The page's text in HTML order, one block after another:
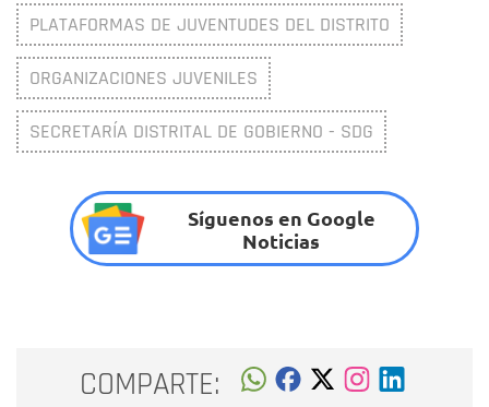
PLATAFORMAS DE JUVENTUDES DEL DISTRITO
ORGANIZACIONES JUVENILES
SECRETARÍA DISTRITAL DE GOBIERNO - SDG
Síguenos en Google
Noticias
COMPARTE: